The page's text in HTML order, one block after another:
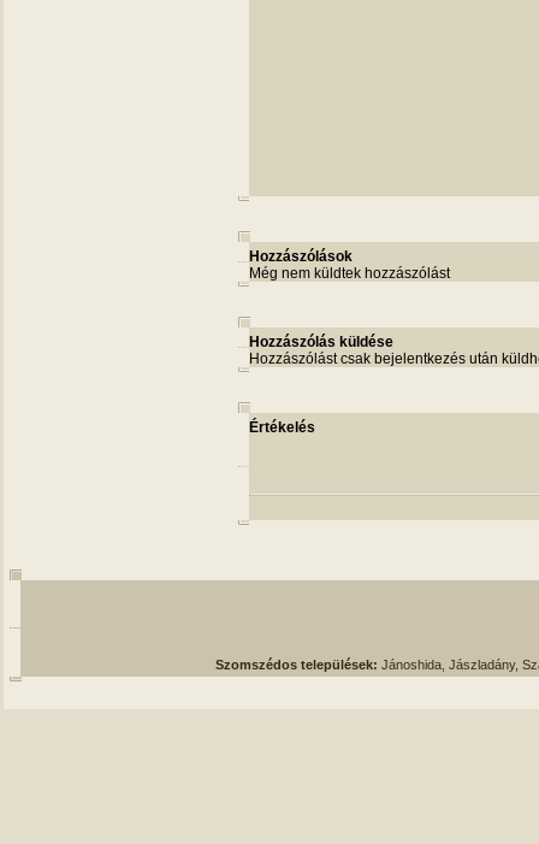
Hozzászólások
Még nem küldtek hozzászólást
Hozzászólás küldése
Hozzászólást csak bejelentkezés után
Értékelés
Szomszédos települések: Jánoshida, Jászladány,